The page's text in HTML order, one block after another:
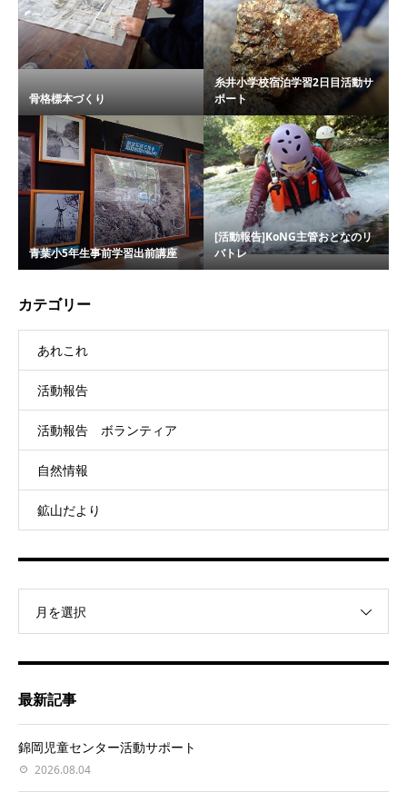
骨格標本づくり
糸井小学校宿泊学習2日目活動サ
ポート
青葉小5年生事前学習出前講座
[活動報告]KoNG主管おとなのリ
バトレ
カテゴリー
あれこれ
活動報告
活動報告 ボランティア
自然情報
鉱山だより
月を選択
最新記事
錦岡児童センター活動サポート
2026.08.04